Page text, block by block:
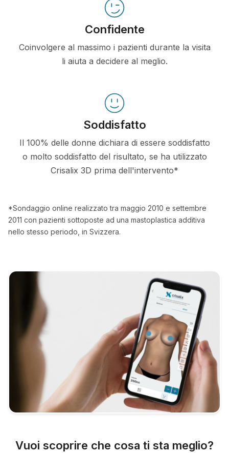
Confidente
Coinvolgere al massimo i pazienti durante la visita
li aiuta a decidere al meglio.
Soddisfatto
Il 100% delle donne dichiara di essere soddisfatto
o molto soddisfatto del risultato, se ha utilizzato
Crisalix 3D prima dell'intervento*
*Sondaggio online realizzato tra maggio 2010 e settembre
2011 con pazienti sottoposte ad una mastoplastica additiva
nello stesso periodo, in Svizzera.
Vuoi scoprire che cosa ti sta meglio?